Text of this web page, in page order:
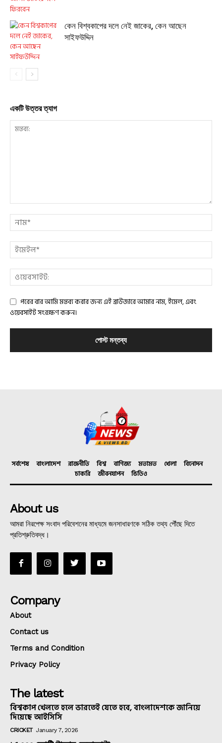
কেন বিশ্বকাপের দলে নেই জাকের, কেন আছেন
সাইফউদ্দিন
একটি উত্তর ত্যাগ
পরের বার আমি মন্তব্য করার জন্য এই ব্রাউজারে আমার নাম, ইমেল, এবং
ওয়েবসাইট সংরক্ষণ করুন।
সর্বশেষ বাংলাদেশ রাজনীতি বিশ্ব বাণিজ্য মতামত খেলা
বিনোদন
চাকরি
জীবনযাপন ভিডিও
About us
আমরা নিরপেক্ষ সংবাদ পরিবেশনের মাধ্যমে জনসাধারণকে সঠিক তথ্য পৌঁছে দিতে
প্রতিশ্রুতিবদ্ধ।
Company
About
Contact us
Terms and Condition
Privacy Policy
The latest
বিশ্বকাপ খেলতে হলে ভারতেই যেতে হবে, বাংলাদেশকে জানিয়ে
দিয়েছে আইসিসি
CRICKET January 7, 2026